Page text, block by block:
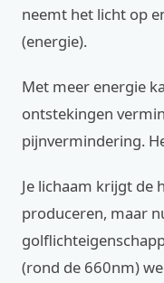
neemt het licht op
(energie).
Met meer energie
ontstekingen
pijnvermindering.
Je lichaam krijgt de
produceren, maar
(rond de 660nm)